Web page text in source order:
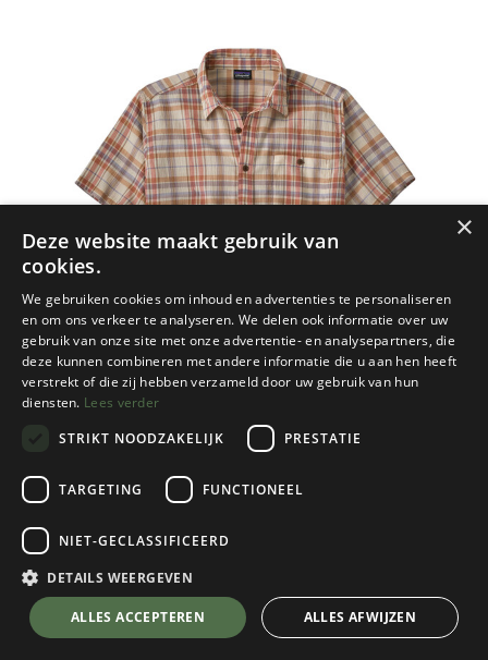
Patagonia
A/C Shirt Heren
Paint Plaid/Quartz Coral
Kies een maat💬 Stel je vraag over dit product via WhatsApp
×
Deze website maakt gebruik van
cookies.
We gebruiken cookies om inhoud en advertenties te personaliseren
en om ons verkeer te analyseren. We delen ook informatie over uw
gebruik van onze site met onze advertentie- en analysepartners, die
deze kunnen combineren met andere informatie die u aan hen heeft
verstrekt of die zij hebben verzameld door uw gebruik van hun
diensten. Lees verder
STRIKT NOODZAKELIJK
PRESTATIE
TARGETING FUNCTIONEEL
NIET-GECLASSIFICEERD
DETAILS WEERGEVEN
ALLES ACCEPTEREN ALLES AFWIJZEN